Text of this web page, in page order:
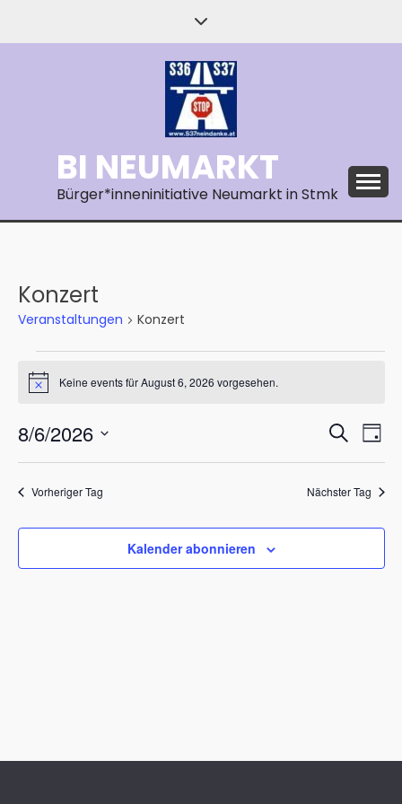
BI NEUMARKT
Bürger*inneninitiative Neumarkt in Stmk
Konzert
Veranstaltungen Konzert
Veranstaltungen
for
August
6,
2026
Notice Keine events für August 6, 2026 vorgesehen.
Suche
und
SucheTag
8/6/2026
Datum
Vorheriger Tag Nächster Tag
Kalender abonnieren